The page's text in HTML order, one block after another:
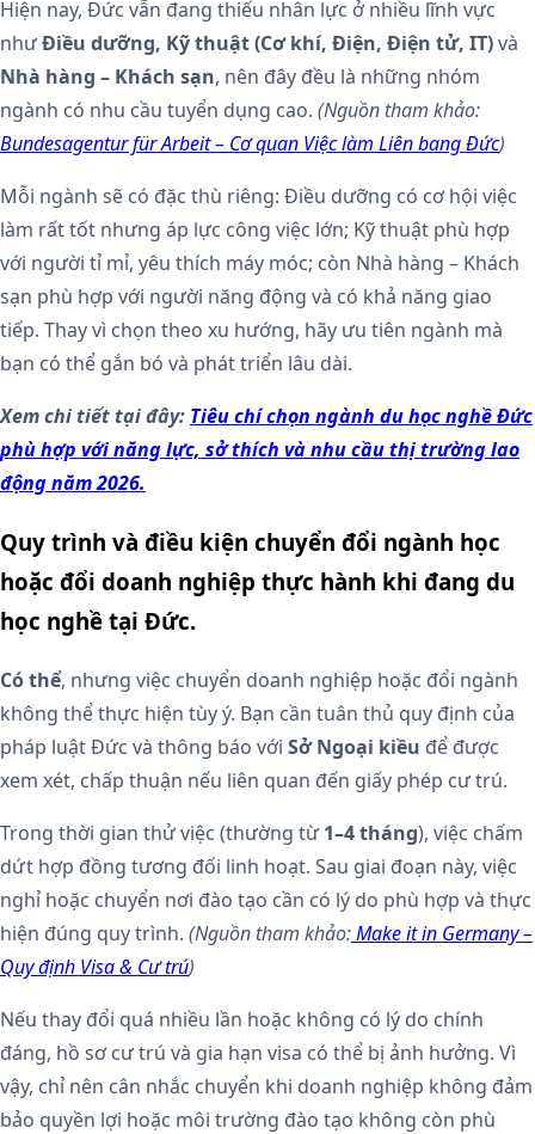
Hiện nay, Đức vẫn đang thiếu nhân lực ở nhiều lĩnh vực
nhưĐiều dưỡng, Kỹ thuật (Cơ khí, Điện, Điện tử, IT)và
Nhà hàng – Khách sạn, nên đây đều là những nhóm
ngành có nhu cầu tuyển dụng cao. (Nguồn tham khảo:
Bundesagentur für Arbeit – Cơ quan Việc làm Liên bang Đức)
Mỗi ngành sẽ có đặc thù riêng: Điều dưỡng có cơ hội việc
làm rất tốt nhưng áp lực công việc lớn; Kỹ thuật phù hợp
với người tỉ mỉ, yêu thích máy móc; còn Nhà hàng – Khách
sạn phù hợp với người năng động và có khả năng giao
tiếp. Thay vì chọn theo xu hướng, hãy ưu tiên ngành mà
bạn có thể gắn bó và phát triển lâu dài.
Xem chi tiết tại đây: Tiêu chí chọn ngành du học nghề Đức
phù hợp với năng lực, sở thích và nhu cầu thị trường lao
động năm 2026.
Quy trình và điều kiện chuyển đổi ngành học
hoặc đổi doanh nghiệp thực hành khi đang du
học nghề tại Đức.
Có thể, nhưng việc chuyển doanh nghiệp hoặc đổi ngành
không thể thực hiện tùy ý. Bạn cần tuân thủ quy định của
pháp luật Đức và thông báo với Sở Ngoại kiều để được
xem xét, chấp thuận nếu liên quan đến giấy phép cư trú.
Trong thời gian thử việc (thường từ1–4 tháng), việc chấm
dứt hợp đồng tương đối linh hoạt. Sau giai đoạn này, việc
nghỉ hoặc chuyển nơi đào tạo cần có lý do phù hợp và thực
hiện đúng quy trình. (Nguồn tham khảo:Make it in Germany –
Quy định Visa & Cư trú)
Nếu thay đổi quá nhiều lần hoặc không có lý do chính
đáng, hồ sơ cư trú và gia hạn visa có thể bị ảnh hưởng. Vì
vậy, chỉ nên cân nhắc chuyển khi doanh nghiệp không đảm
bảo quyền lợi hoặc môi trường đào tạo không còn phù